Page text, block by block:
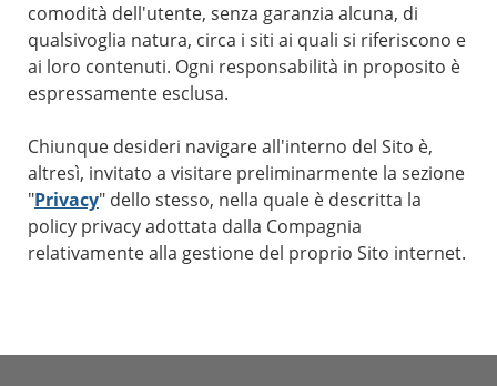
comodità dell'utente, senza garanzia alcuna, di
qualsivoglia natura, circa i siti ai quali si riferiscono e
ai loro contenuti. Ogni responsabilità in proposito è
espressamente esclusa.
Chiunque desideri navigare all'interno del Sito è,
altresì, invitato a visitare preliminarmente la sezione
"Privacy" dello stesso, nella quale è descritta la
policy privacy adottata dalla Compagnia
relativamente alla gestione del proprio Sito internet.